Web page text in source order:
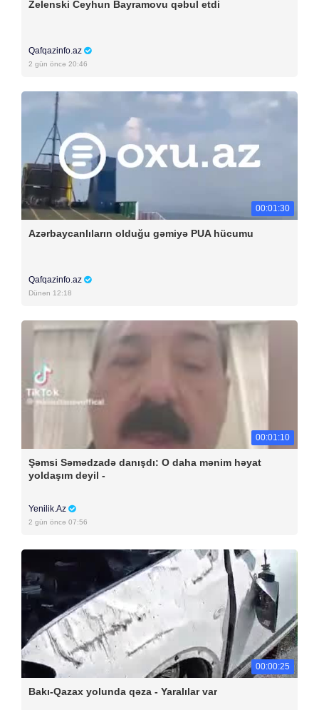
Zelenski Ceyhun Bayramovu qəbul etdi
Qafqazinfo.az
2 gün öncə 20:46
00:01:30
Azərbaycanlıların olduğu gəmiyə PUA hücumu
Qafqazinfo.az
Dünən 12:18
00:01:10
Şəmsi Səmədzadə danışdı: O daha mənim həyat
yoldaşım deyil -
Yenilik.Az
2 gün öncə 07:56
00:00:25
Bakı-Qazax yolunda qəza - Yaralılar var